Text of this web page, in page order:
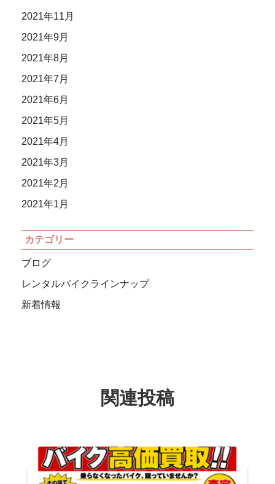
2021年11月
2021年9月
2021年8月
2021年7月
2021年6月
2021年5月
2021年4月
2021年3月
2021年2月
2021年1月
カテゴリー
ブログ
レンタルバイクラインナップ
新着情報
関連投稿